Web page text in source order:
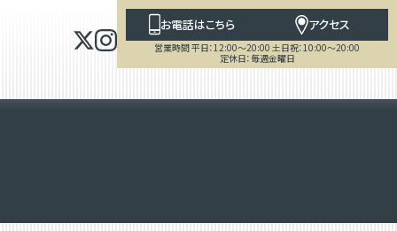
お電話はこちら アクセス
営業時間 平日：12:00～20:00 土日祝：10:00～20:00
定休日：毎週金曜日